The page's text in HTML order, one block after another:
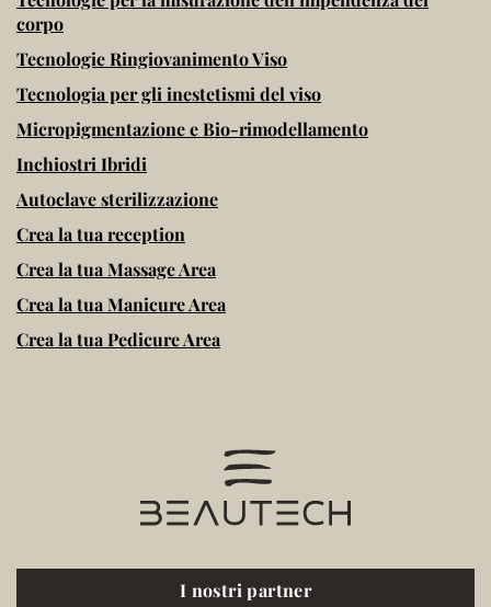
corpo
Tecnologie Ringiovanimento Viso
Tecnologia per gli inestetismi del viso
Micropigmentazione e Bio-rimodellamento
Inchiostri Ibridi
Autoclave sterilizzazione
Crea la tua reception
Crea la tua Massage Area
Crea la tua Manicure Area
Crea la tua Pedicure Area
I nostri partner